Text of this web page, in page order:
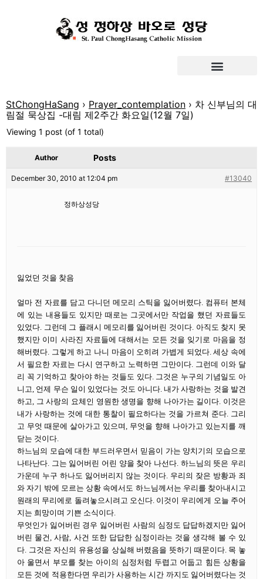
StChongHaSang › Prayer_contemplation › 차 신부님의 대
림절 묵상집 -대림 제2주간 화요일(12월 7일)
Viewing 1 post (of 1 total)
Author Posts
December 30, 2010 at 12:04 pm #13040
정하상성당
잃었던 것을 찾음
얼마 전 자료를 담고 다니던 메모리 스틱을 잃어버렸다. 컴퓨터 본체
에 있는 내용들도 있지만 때로는 그곳에서만 작업을 했던 자료들도
있었다. 그런데 그 플래시 메모리를 잃어버린 것이다. 아직도 찾지 못
했지만 이미 사라진 자료들에 대해서는 모든 것을 잊기로 마음을 정
해버렸다. 그렇게 하고 나니 마음이 오히려 가볍게 되었다. 세상 속에
서 필요한 자료는 다시 연구하고 노력하면 그만이다. 그런데 이와 달
리 꼭 기억하고 찾아야 하는 것들도 있다. 그것은 누구의 기념일도 아
니고, 언제 무슨 일이 있었다는 것도 아니다. 내가 사랑하는 것을 발견
하고, 그 사랑의 요체인 영원한 생명을 향해 나아가는 길이다. 이것은
내가 사랑하는 것에 대한 통찰이 필요하다는 것을 가르쳐 준다. 그리
고 무엇 때문에 살아가고 있으며, 무엇을 향해 나아가고 있는지를 깨
닫는 것이다.
하느님의 모습에 대한 부드러우면서 믿음이 가는 양치기의 모습으로
나타난다. 그는 잃어버린 어린 양을 찾아 나선다. 하느님의 뜻은 우리
가운데 누구 하나도 잃어버리지 않는 것이다. 우리의 잦은 방황과 죄
와 자기 밖에 모르는 상황 속에서도 하느님께서는 우리를 찾아내시고
원래의 무리에로 돌려놓으시려고 오신다. 이것이 우리에게 오늘 주어
지는 희망이며 기쁜 소식이다.
무엇인가 잃어버린 경우 잃어버린 사람의 심정도 답답하겠지만 잃어
버린 물건, 사람, 사건 또한 답답한 심정이라는 것을 생각해 볼 수 있
다. 그것은 자신의 유용성을 상실해 버렸음을 뜻하기 때문이다. 목 놓
아 울면서 부모를 찾는 아이의 심정처럼 두렵고 어둡고 힘든 상황을
모든 것에 적용한다면 우리가 사용하는 시간 까지도 잃어버렸다는 것